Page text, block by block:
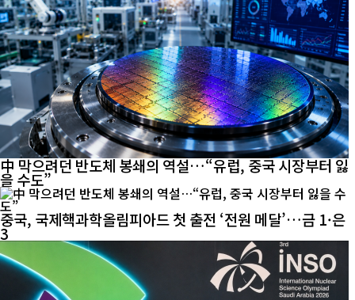
中 막으려던 반도체 봉쇄의 역설…“유럽, 중국 시장부터 잃
을 수도”
중국, 국제핵과학올림피아드 첫 출전 ‘전원 메달’…금 1·은
3